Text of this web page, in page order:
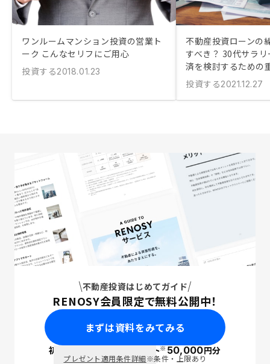
ワンルームマンション投資の営業ト
ーク こんなセリフにご用心
投資する2018.01.23
不動産投資ローンの
すべき？ 30代サラ
済を検討するための
投資する2021.12.27
不動産投資はじめてガイド
RENOSY会員限定で無料公開中！
まずは資料をみてみる
初回面談で ポイント※50,000円分
プレゼント適用条件詳細※条件・上限あり